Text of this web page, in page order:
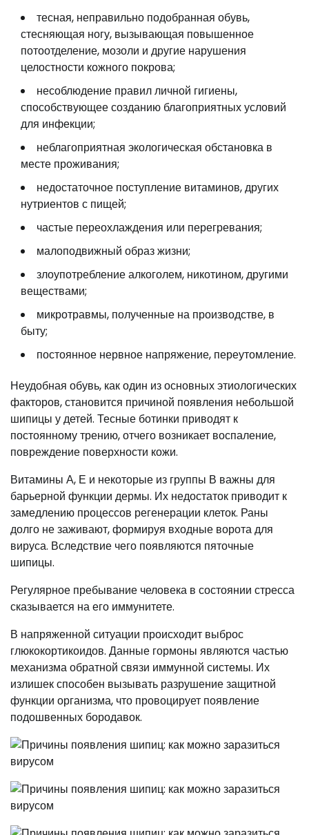
тесная, неправильно подобранная обувь,
стесняющая ногу, вызывающая повышенное
потоотделение, мозоли и другие нарушения
целостности кожного покрова;
несоблюдение правил личной гигиены,
способствующее созданию благоприятных условий
для инфекции;
неблагоприятная экологическая обстановка в
месте проживания;
недостаточное поступление витаминов, других
нутриентов с пищей;
частые переохлаждения или перегревания;
малоподвижный образ жизни;
злоупотребление алкоголем, никотином, другими
веществами;
микротравмы, полученные на производстве, в
быту;
постоянное нервное напряжение, переутомление.
Неудобная обувь, как один из основных этиологических
факторов, становится причиной появления небольшой
шипицы у детей. Тесные ботинки приводят к
постоянному трению, отчего возникает воспаление,
повреждение поверхности кожи.
Витамины А, Е и некоторые из группы В важны для
барьерной функции дермы. Их недостаток приводит к
замедлению процессов регенерации клеток. Раны
долго не заживают, формируя входные ворота для
вируса. Вследствие чего появляются пяточные
шипицы.
Регулярное пребывание человека в состоянии стресса
сказывается на его иммунитете.
В напряженной ситуации происходит выброс
глюкокортикоидов. Данные гормоны являются частью
механизма обратной связи иммунной системы. Их
излишек способен вызывать разрушение защитной
функции организма, что провоцирует появление
подошвенных бородавок.